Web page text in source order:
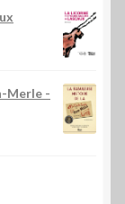
Merle -